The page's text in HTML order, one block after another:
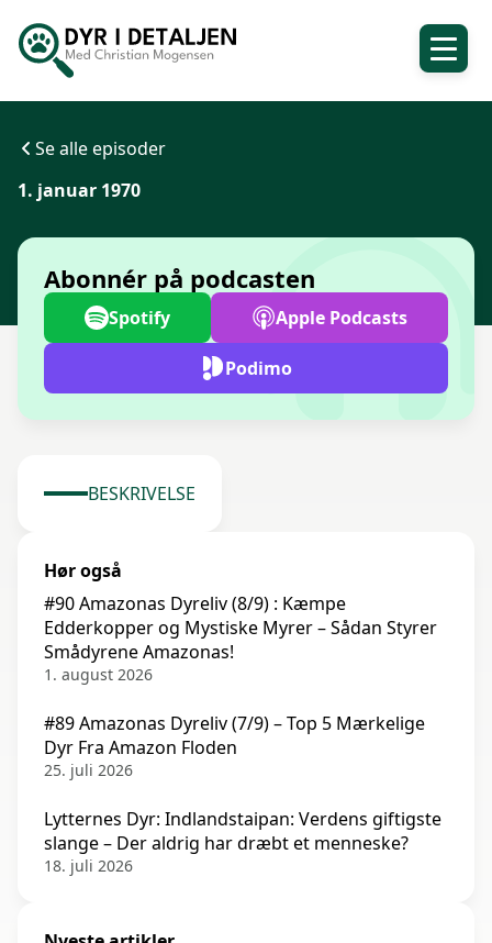
Se alle episoder
1. januar 1970
Abonnér på podcasten
Spotify Apple Podcasts
Podimo
BESKRIVELSE
Hør også
#90 Amazonas Dyreliv (8/9) : Kæmpe
Edderkopper og Mystiske Myrer – Sådan Styrer
Smådyrene Amazonas!
1. august 2026
#89 Amazonas Dyreliv (7/9) – Top 5 Mærkelige
Dyr Fra Amazon Floden
25. juli 2026
Lytternes Dyr: Indlandstaipan: Verdens giftigste
slange – Der aldrig har dræbt et menneske?
18. juli 2026